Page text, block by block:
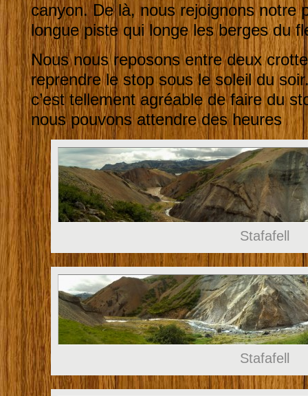
canyon. De là, nous rejoignons notre
longue piste qui longe les berges du
Nous nous reposons entre deux
reprendre le stop sous le soleil du
c’est tellement agréable de faire du
nous pouvons attendre des heures
Stafafell
Stafafell